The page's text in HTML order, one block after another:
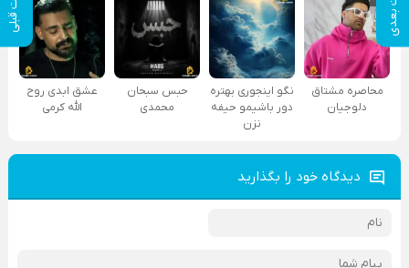
محاصره مشتاق
دلوجیان
نگو اینجوری بهتره
دور باشیمو حیفه
نزن
حبس سبحان
محمدی
عشق ابدی روح
الله کرمی
دیدگاه خود را بگذارید